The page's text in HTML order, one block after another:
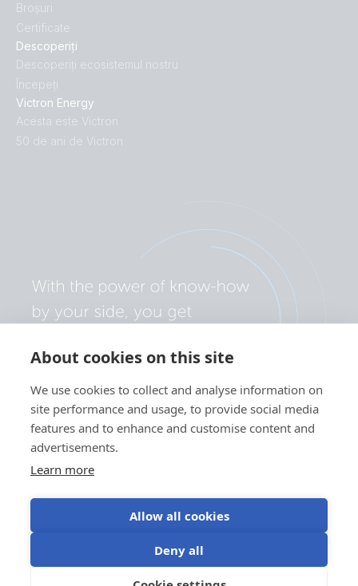
About cookies on this site
We use cookies to collect and analyse information on
site performance and usage, to provide social media
features and to enhance and customise content and
advertisements.
Learn more
Allow all cookies
Deny all
Descoperiți
Descoperiți ecosistemul nostru
Începeți
Victron Energy
Acesta este Victron
50 de ani de Victron
Broșuri
Certificate
Politica de confidențialitatePreferințe cookie
Utilizarea modulelor cookie
Termeni de utilizare